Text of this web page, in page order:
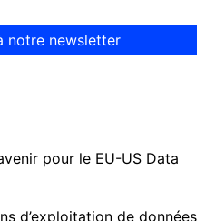
notre newsletter
pour le EU-US Data
d’exploitation de données